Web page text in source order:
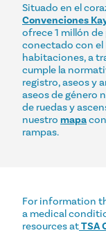
Situado en el
Convenciones
ofrece 1 millón
conectado con el
habitaciones, a
cumple la
registro, aseos y
aseos de género
de ruedas y
nuestro mapa
rampas.
For information
a medical
resources atTSA